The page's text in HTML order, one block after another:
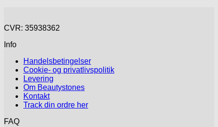
CVR: 35938362
Info
Handelsbetingelser
Cookie- og privatlivspolitik
Levering
Om Beautystones
Kontakt
Track din ordre her
FAQ